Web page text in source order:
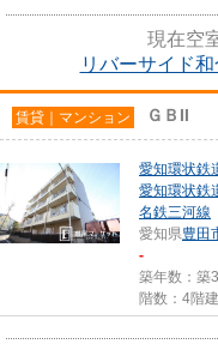
現在空
リバーサイド
賃貸｜マンション ＧＢII
愛知環状鉄
愛知環状鉄
名鉄三河線
愛知県豊田
-
築年数：築
階数：4階建